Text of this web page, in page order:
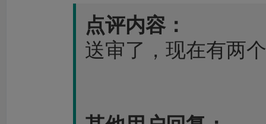
点评内容：
送审了，现在有两